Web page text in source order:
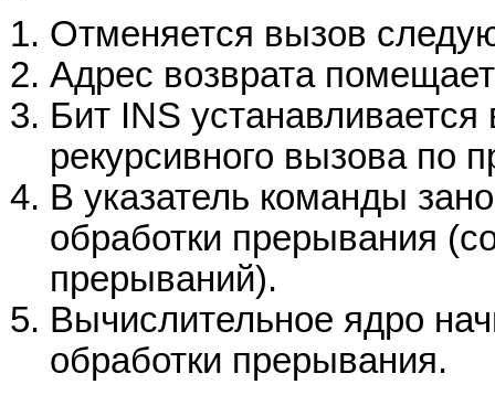
Отменяется вызов
Адрес возврата
Бит INS
рекурсивного вызова по
В указатель команды
обработки прерывания
прерываний).
Вычислительное ядро
обработки прерывания.